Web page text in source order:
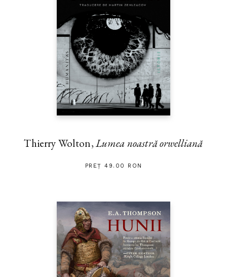
Thierry Wolton,Lumea noastră orwelliană
PREȚ 49.00 RON